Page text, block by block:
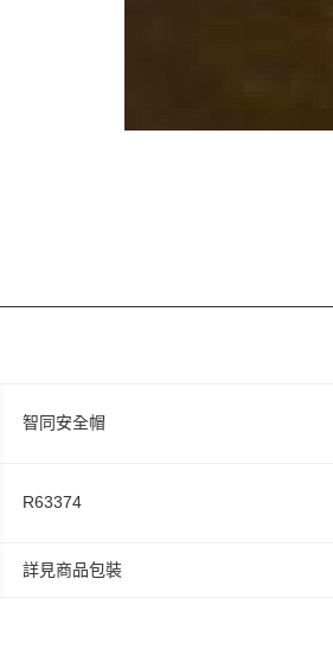
智同安全帽
R63374
詳見商品包裝